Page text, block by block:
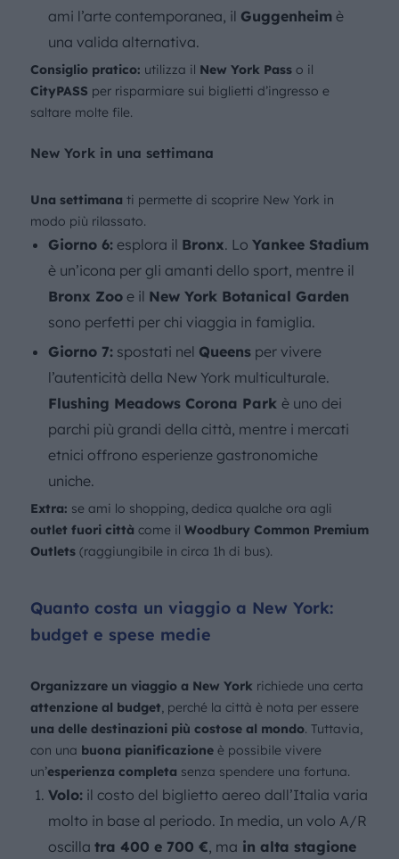
ami l’arte contemporanea, il Guggenheimè
una valida alternativa.
Consiglio pratico: utilizza il New York Passo il
CityPASS per risparmiare sui biglietti d’ingresso e
saltare molte file.
New York in una settimana
Una settimana ti permette di scoprire New York in
modo più rilassato.
Giorno 6:esplora il Bronx. Lo Yankee Stadium
è un’icona per gli amanti dello sport, mentre il
Bronx Zooe il New York Botanical Garden
sono perfetti per chi viaggia in famiglia.
Giorno 7:spostati nel Queensper vivere
l’autenticità della New York multiculturale.
Flushing Meadows Corona Park è uno dei
parchi più grandi della città, mentre i mercati
etnici offrono esperienze gastronomiche
uniche.
Extra: se ami lo shopping, dedica qualche ora agli
outlet fuori città come il Woodbury Common Premium
Outlets(raggiungibile in circa 1h di bus).
Quanto costa un viaggio a New York:
budget e spese medie
Organizzare un viaggio a New York richiede una certa
attenzione al budget, perché la città è nota per essere
una delle destinazioni più costose al mondo. Tuttavia,
con una buona pianificazioneè possibile vivere
un’esperienza completa senza spendere una fortuna.
Volo:il costo del biglietto aereo dall’Italia varia
molto in base al periodo. In media, un volo A/R
oscilla tra 400 e 700 €, ma in alta stagione